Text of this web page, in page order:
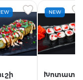
NEW
Խոտատե